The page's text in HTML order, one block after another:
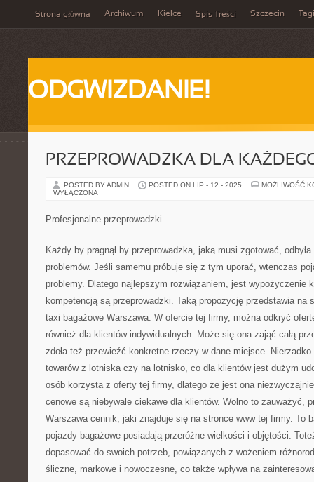
Strona główna Archiwum Kielce Spis Treści Szczecin Tagi
ODGWIZDANIE!
PRZEPROWADZKA DLA
POSTED BY ADMIN POSTED ON LIP - 12 - 2025
MOŻLIWOŚĆ
WYŁĄCZONA
Profesjonalne przeprowadzki
Każdy by pragnął by przeprowadzka, jaką musi zgotować,
problemów. Jeśli samemu próbuje się z tym uporać, wtenczas
problemy. Dlatego najlepszym rozwiązaniem, jest wypożyczenie
kompetencją są przeprowadzki. Taką propozycję przedstawia na
taxi bagażowe Warszawa. W ofercie tej firmy, można odkryć
również dla klientów indywidualnych. Może się ona zająć całą
zdoła też przewieźć konkretne rzeczy w dane miejsce. Nierzadko
towarów z lotniska czy na lotnisko, co dla klientów jest dużym
osób korzysta z oferty tej firmy, dlatego że jest ona
cenowe są niebywale ciekawe dla klientów. Wolno to zauważyć,
Warszawa cennik, jaki znajduje się na stronce www tej firmy. To
pojazdy bagażowe posiadają przeróżne wielkości i objętości.
dopasować do swoich potrzeb, powiązanych z wożeniem
śliczne, markowe i nowoczesne, co także wpływa na